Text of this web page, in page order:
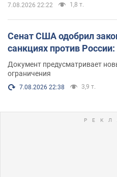
7.08.2026 22:22 1,8 т.
Сенат США одобрил
санкциях против
Документ предусматривает
ограничения
7.08.2026 22:38 3,9 т.